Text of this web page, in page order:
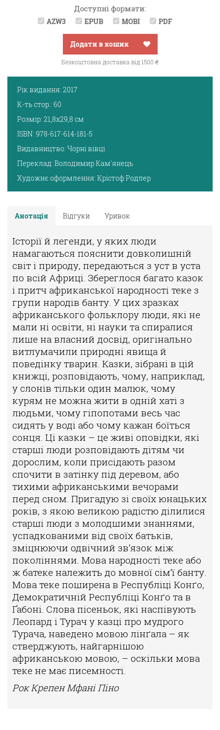
Доступні формати:
AZW3 EPUB MOBI PDF
Додати в кошик
Безкоштовна доставка від 1500 ₴
Рік видання: 2017
К-ть стор.: 60
Розмір: 21,8х29,8 см
ISBN: 978-617-614-181-5
Видавництво: Чорні вівці
Переклад: Володимир Кам'янець
Художнє оформлення: Крістоф Родлер
Анотація Відгуки Уривок
Історії й легенди, у яких люди
намагаються пояснити довколишній
світ і природу, передаються з уст в уста
по всій Африці. Збереглося багато казок
і притч африканської народності теке з
групи народів банту. У цих зразках
африканського фольклору люди, які не
мали ні освіти, ні науки та спиралися
лише на власний досвід, оригінально
витлумачили природні явища й
поведінку тварин. Казки, зібрані в цій
книжці, розповідають, чому, наприклад,
у слонів тільки один малюк, чому
курям не можна жити в одній хаті з
людьми, чому гіпопотами весь час
сидять у воді або чому кажан боїться
сонця. Ці казки – це живі оповідки, які
старші люди розповідають дітям чи
дорослим, коли присідають разом
спочити в затінку під деревом, або
тихими африканськими вечорами
перед сном. Пригадую зі своїх юнацьких
років, з якою великою радістю ділилися
старші люди з молодшими знаннями,
успадкованими від своїх батьків,
зміцнюючи одвічний зв’язок між
поколіннями. Мова народності теке або
ж батеке належить до мовної сім’ї банту.
Мова теке поширена в Республіці Конґо,
Демократичній Республіці Конґо та в
Ґабоні. Слова пісеньок, які наспівують
Леопард і Турач у казці про мудрого
Турача, наведено мовою лінґала – як
стверджують, найгарнішою
африканською мовою, – оскільки мова
теке не має писемності.
Рок Крепен Мфані Піно